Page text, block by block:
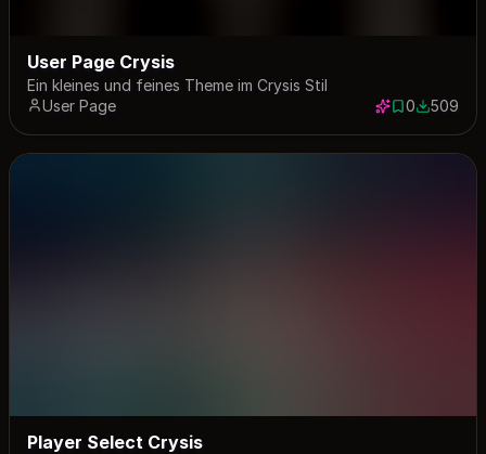
User Page Crysis
Ein kleines und feines Theme im Crysis Stil
User Page
0 saves
0509509
Player Select Crysis